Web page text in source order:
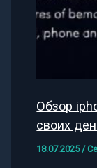
Обзор
своих
18.07.2025/